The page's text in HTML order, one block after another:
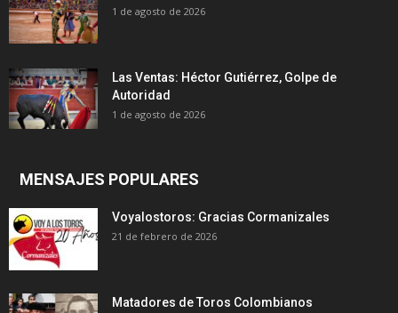
1 de agosto de 2026
Las Ventas: Héctor Gutiérrez, Golpe de
Autoridad
1 de agosto de 2026
MENSAJES POPULARES
Voyalostoros: Gracias Cormanizales
21 de febrero de 2026
Matadores de Toros Colombianos